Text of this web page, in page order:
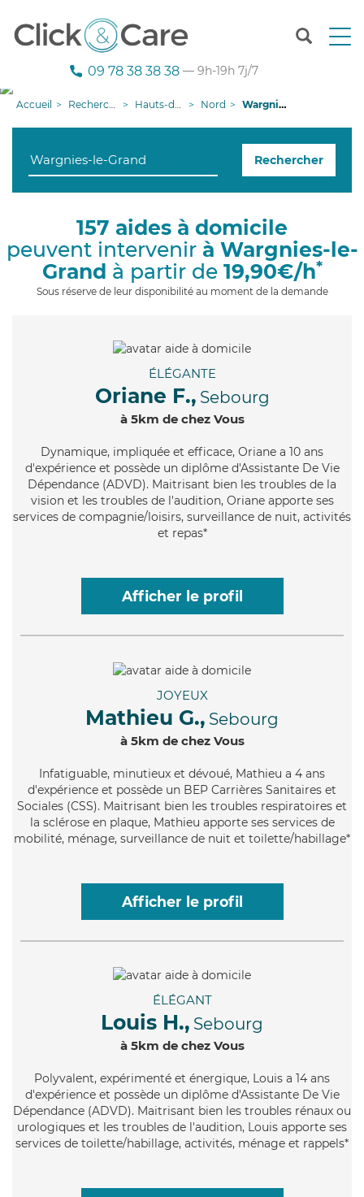
T
n
g
i
09 78 38 38 38 — 9h-19h 7j/7
Accueil Recherche aide à domicile Hauts-de-France Nord Wargnies-le-Grand
Rechercher
157 aides à domicile
peuvent intervenir à Wargnies-le-
Grand à partir de 19,90€/h*
Sous réserve de leur disponibilité au moment de la demande
ÉLÉGANTE
Oriane F., Sebourg
à 5km de chez Vous
Dynamique, impliquée et efficace, Oriane a 10 ans
d'expérience et possède un diplôme d'Assistante De Vie
Dépendance (ADVD). Maitrisant bien les troubles de la
vision et les troubles de l'audition, Oriane apporte ses
services de compagnie/loisirs, surveillance de nuit, activités
et repas*
Afficher le profil
JOYEUX
Mathieu G., Sebourg
à 5km de chez Vous
Infatiguable, minutieux et dévoué, Mathieu a 4 ans
d'expérience et possède un BEP Carrières Sanitaires et
Sociales (CSS). Maitrisant bien les troubles respiratoires et
la sclérose en plaque, Mathieu apporte ses services de
mobilité, ménage, surveillance de nuit et toilette/habillage*
Afficher le profil
ÉLÉGANT
Louis H., Sebourg
à 5km de chez Vous
Polyvalent, expérimenté et énergique, Louis a 14 ans
d'expérience et possède un diplôme d'Assistante De Vie
Dépendance (ADVD). Maitrisant bien les troubles rénaux ou
urologiques et les troubles de l'audition, Louis apporte ses
services de toilette/habillage, activités, ménage et rappels*